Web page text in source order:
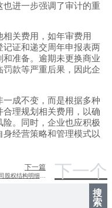
也进一步强调了审计的重
关费用，如年审费用
证和递交周年申报表两
准备。逾期未更换商业
款等严重后果，因此企
成不变，而是根据多种
理规划相关费用，以确
。同时，企业也应积极
经营策略和管理模式以
下一篇 下一个
搜
索